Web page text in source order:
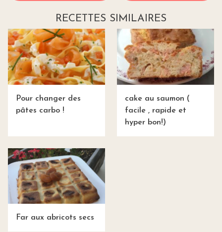
RECETTES SIMILAIRES
Pour changer des
pâtes carbo !
cake au saumon (
facile , rapide et
hyper bon!)
Far aux abricots secs